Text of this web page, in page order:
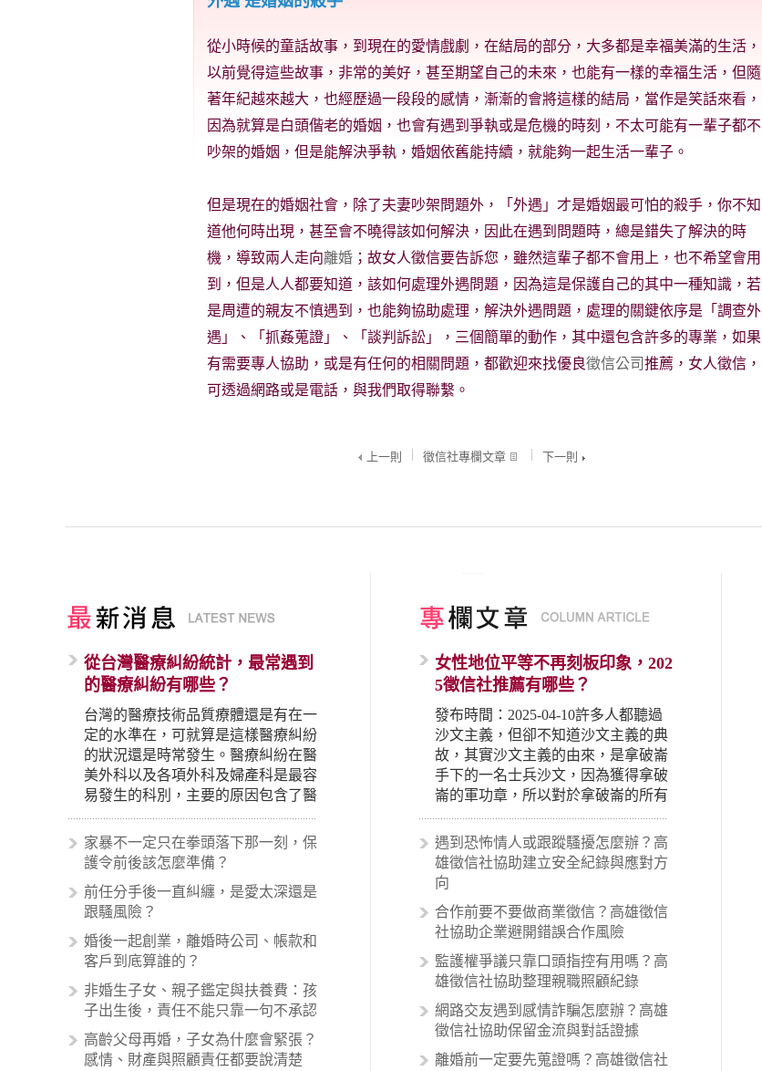
從小時候的童話故事，到現在的愛情戲劇，在結局的部分，大多都是幸福美滿的生活，
以前覺得這些故事，非常的美好，甚至期望自己的未來，也能有一樣的幸福生活，但隨
著年紀越來越大，也經歷過一段段的感情，漸漸的會將這樣的結局，當作是笑話來看，
因為就算是白頭偕老的婚姻，也會有遇到爭執或是危機的時刻，不太可能有一輩子都不
吵架的婚姻，但是能解決爭執，婚姻依舊能持續，就能夠一起生活一輩子。
但是現在的婚姻社會，除了夫妻吵架問題外，「外遇」才是婚姻最可怕的殺手，你不知
道他何時出現，甚至會不曉得該如何解決，因此在遇到問題時，總是錯失了解決的時
機，導致兩人走向離婚 ；故女人徵信要告訴您，雖然這輩子都不會用上，也不希望會用
到，但是人人都要知道，該如何處理外遇問題，因為這是保護自己的其中一種知識，若
是周遭的親友不慎遇到，也能夠協助處理，解決外遇問題，處理的關鍵依序是「調查外
遇」、「抓姦蒐證」、「談判訴訟」，三個簡單的動作，其中還包含許多的專業，如果
有需要專人協助，或是有任何的相關問題，都歡迎來找優良徵信公司推薦，女人徵信，
可透過網路或是電話，與我們取得聯繫。
上一則 徵信社專欄文章 下一則
從台灣醫療糾紛統計，最常遇到
的醫療糾紛有哪些？
台灣的醫療技術品質療體還是有在一
定的水準在，可就算是這樣醫療糾紛
的狀況還是時常發生。醫療糾紛在醫
美外科以及各項外科及婦產科是最容
易發生的科別，主要的原因包含了醫
生未盡告知義務、醫療處置疏失、手
術疏失、術後照顧失當、醫療費用的
收取。雖然醫學進步，但醫生與病患
案例中最後都走向訴訟流程，我們如
果不幸遇到相關醫療糾紛時究竟該怎
麼處理呢？醫療糾紛相關的內容其實
非常多，有些案例…
家暴不一定只在拳頭落下那一刻，保
護令前後該怎麼準備？
前任分手後一直糾纏，是愛太深還是
跟騷風險？
婚後一起創業，離婚時公司、帳款和
客戶到底算誰的？
非婚生子女、親子鑑定與扶養費：孩
子出生後，責任不能只靠一句不承認
高齡父母再婚，子女為什麼會緊張？
感情、財產與照顧責任都要說清楚
女性地位平等不再刻板印象，202
5徵信社推薦有哪些？
發布時間：2025-04-10許多人都聽過
沙文主義，但卻不知道沙文主義的典
故，其實沙文主義的由來，是拿破崙
手下的一名士兵沙文，因為獲得拿破
崙的軍功章，所以對於拿破崙的所有
事蹟和政策產生狂熱崇拜，形成偏執
的狀況，所以沙文主義後來就被拿來
暗指偏見和歧視，而且有沙文主義傾
向的人，通常對於自己的國家和民族
國家的人，所以沙文主義也廣泛應用
在種族歧視的說法，甚至還出現了男
性沙文…
遇到恐怖情人或跟蹤騷擾怎麼辦？高
雄徵信社協助建立安全紀錄與應對方
向
合作前要不要做商業徵信？高雄徵信
社協助企業避開錯誤合作風險
監護權爭議只靠口頭指控有用嗎？高
雄徵信社協助整理親職照顧紀錄
網路交友遇到感情詐騙怎麼辦？高雄
徵信社協助保留金流與對話證據
離婚前一定要先蒐證嗎？高雄徵信社